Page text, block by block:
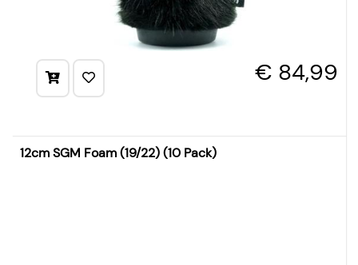
€ 84,99
12cm SGM Foam (19/22) (10 Pack)